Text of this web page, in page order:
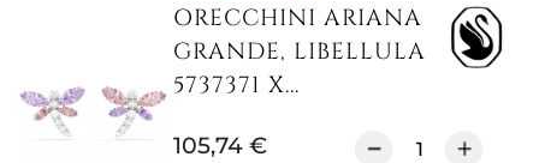
ORECCHINI ARIANA
GRANDE, LIBELLULA
5737371 X...
105,74 €